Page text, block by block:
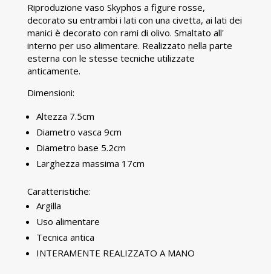
Riproduzione vaso Skyphos a figure rosse,
decorato su entrambi i lati con una civetta, ai lati dei
manici è decorato con rami di olivo. Smaltato all'
interno per uso alimentare. Realizzato nella parte
esterna con le stesse tecniche utilizzate
anticamente.
Dimensioni:
Altezza 7.5cm
Diametro vasca 9cm
Diametro base 5.2cm
Larghezza massima 17cm
Caratteristiche:
Argilla
Uso alimentare
Tecnica antica
INTERAMENTE REALIZZATO A MANO